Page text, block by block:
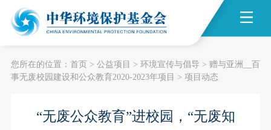
您所在的位置： 首页> 公益项目 > 环境宣传与倡导 > 赠与亚洲__百
事无废校园建设和公众教育2020-2023年项目 > 项目动态
“无废公众教育”进校园，“无废知